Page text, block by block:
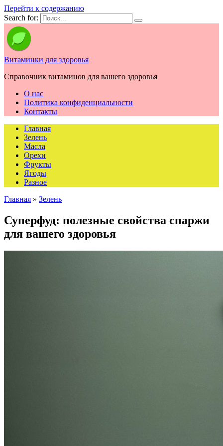
Перейти к содержанию
Search for:
Витаминки для здоровья
Справочник витаминов для вашего здоровья
О нас
Политика конфиденциальности
Контакты
Главная
Зелень
Масла
Орехи
Фрукты
Ягоды
Разное
Главная » Зелень
Суперфуд: полезные свойства спаржи
для вашего здоровья